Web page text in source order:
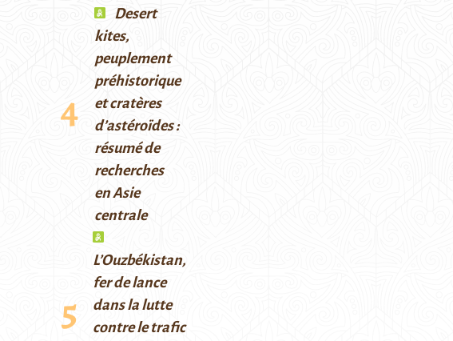
Desert
kites,
peuplement
préhistorique
et cratères
d’astéroïdes :
résumé de
recherches
en Asie
centrale
L’Ouzbékistan,
fer de lance
dans la lutte
contre le trafic